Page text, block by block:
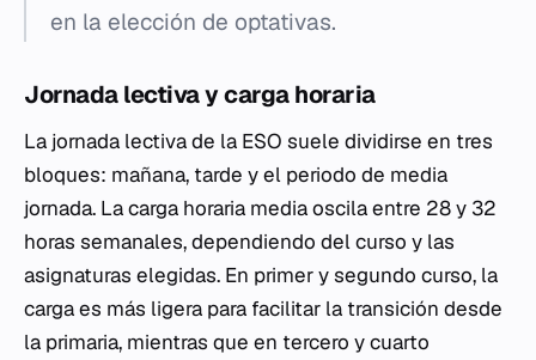
en la elección de optativas.
Jornada lectiva y carga horaria
La jornada lectiva de la ESO suele dividirse en tres
bloques: mañana, tarde y el periodo de media
jornada. La carga horaria media oscila entre 28 y 32
horas semanales, dependiendo del curso y las
asignaturas elegidas. En primer y segundo curso, la
carga es más ligera para facilitar la transición desde
la primaria, mientras que en tercero y cuarto